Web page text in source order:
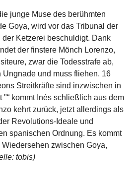
junge Muse des berühmten
Goya, wird vor das Tribunal der
der Ketzerei beschuldigt. Dank
der finstere Mönch Lorenzo,
zwar die Todesstrafe ab,
Ungnade und muss fliehen. 16
Streitkräfte sind inzwischen in
"“ kommt Inés schließlich aus dem
kehrt zurück, jetzt allerdings als
Revolutions-Ideale und
spanischen Ordnung. Es kommt
zwischen Goya,
tobis)